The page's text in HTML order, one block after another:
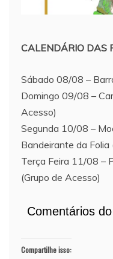
CALENDÁRIO DAS
Sábado 08/08 –
Domingo 09/08 –
Acesso)
Segunda 10/08 –
Bandeirante da Folia
Terça Feira 11/08 –
(Grupo de Acesso)
Comentários
Compartilhe isso: